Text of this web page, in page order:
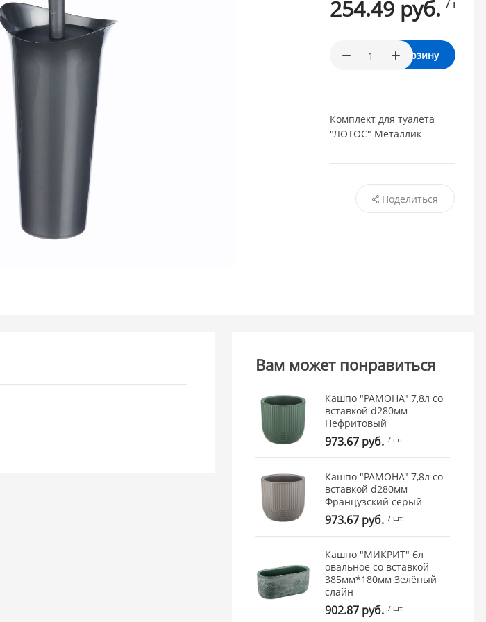
254.49 руб. / шт.
В корзину
Комплект для туалета
"ЛОТОС" Металлик
Поделиться
Вам может понравиться
Кашпо "РАМОНА" 7,8л со
вставкой d280мм
Нефритовый
973.67 руб. / шт.
Кашпо "РАМОНА" 7,8л со
вставкой d280мм
Французcкий серый
973.67 руб. / шт.
Кашпо "МИКРИТ" 6л
овальное со вставкой
385мм*180мм Зелёный
слайн
902.87 руб. / шт.